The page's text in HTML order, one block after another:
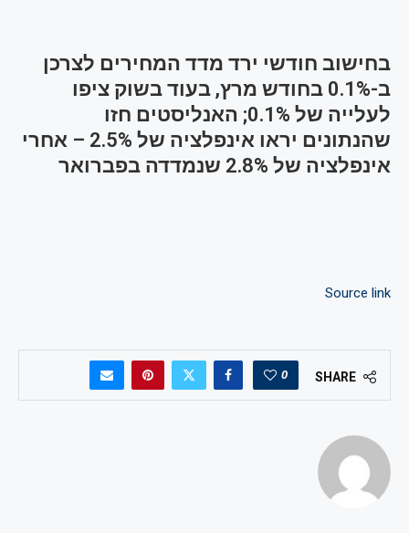
בחישוב חודשי ירד מדד המחירים לצרכן
ב-0.1% בחודש מרץ, בעוד בשוק ציפו
לעלייה של 0.1%; האנליסטים חזו
שהנתונים יראו אינפלציה של 2.5% – אחרי
אינפלציה של 2.8% שנמדדה בפברואר
Source link
SHARE
0